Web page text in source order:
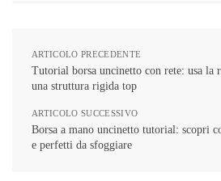
ARTICOLO PRECEDENTE
Tutorial borsa uncinetto con rete: usa la
una struttura rigida top
ARTICOLO SUCCESSIVO
Borsa a mano uncinetto tutorial: scopri
e perfetti da sfoggiare